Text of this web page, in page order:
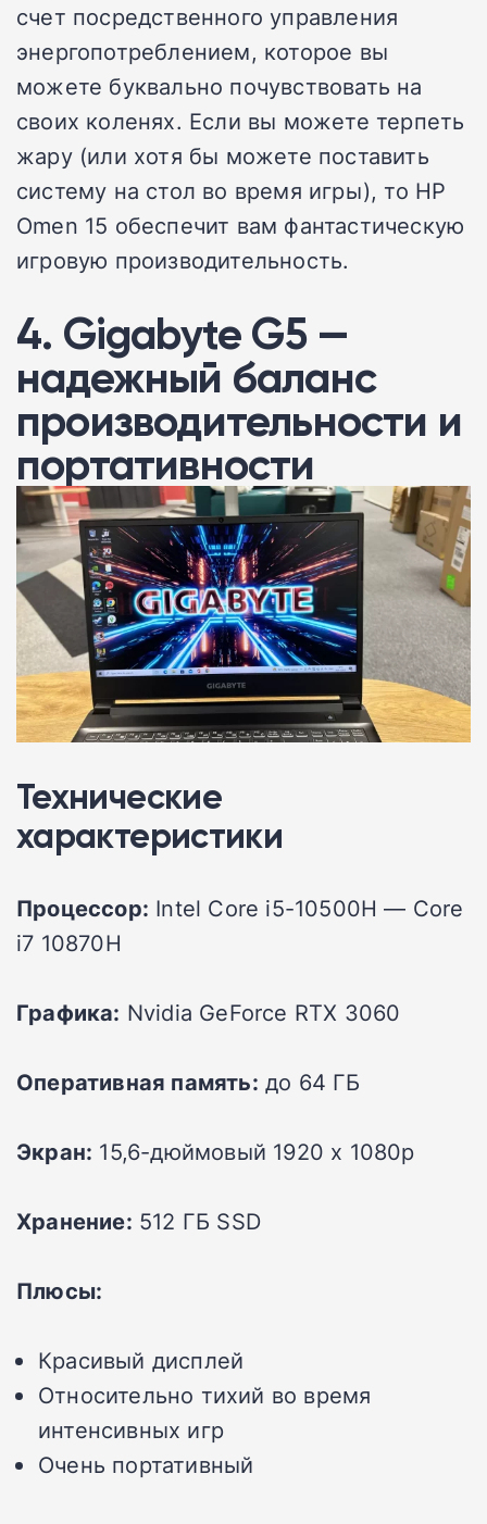
счет посредственного управления
энергопотреблением, которое вы
можете буквально почувствовать на
своих коленях. Если вы можете терпеть
жару (или хотя бы можете поставить
систему на стол во время игры), то HP
Omen 15 обеспечит вам фантастическую
игровую производительность.
4. Gigabyte G5 —
надежный баланс
производительности и
портативности
Технические
характеристики
Процессор: Intel Core i5-10500H — Core
i7 10870H
Графика: Nvidia GeForce RTX 3060
Оперативная память: до 64 ГБ
Экран: 15,6-дюймовый 1920 x 1080p
Хранение: 512 ГБ SSD
Плюсы:
Красивый дисплей
Относительно тихий во время
интенсивных игр
Очень портативный